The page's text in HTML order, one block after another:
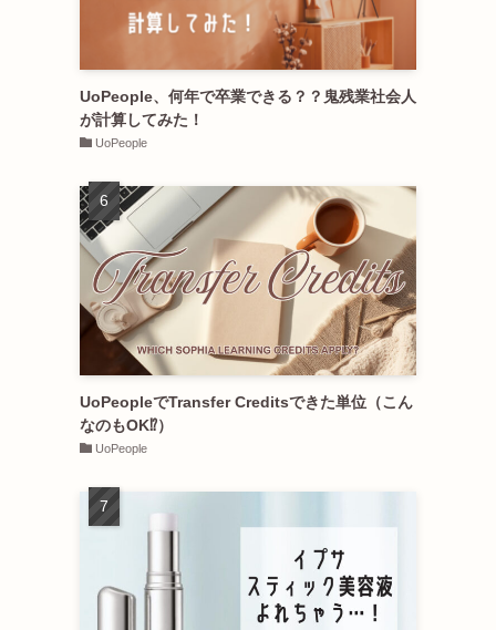
UoPeople、何年で卒業できる？？鬼残業社会人
が計算してみた！
UoPeople
UoPeopleでTransfer Creditsできた単位（こん
なのもOK⁉︎）
UoPeople